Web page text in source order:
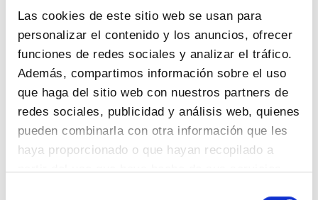
Las cookies de este sitio web se usan para
personalizar el contenido y los anuncios, ofrecer
funciones de redes sociales y analizar el tráfico.
Además, compartimos información sobre el uso
que haga del sitio web con nuestros partners de
redes sociales, publicidad y análisis web, quienes
pueden combinarla con otra información que les
haya proporcionado o que hayan recopilado a
partir del uso que haya hecho de sus servicios.
MISIÓN